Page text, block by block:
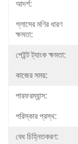
আদর্শ:
গ্লাসের মণির ধারণ
ক্ষমতা:
পেইন্ট ট্যাংক ক্ষমতা:
কাজের সময়:
পারফরম্যান্স:
পরিস্কার প্রস্থ:
বেধ চিহ্নিতকরণ: